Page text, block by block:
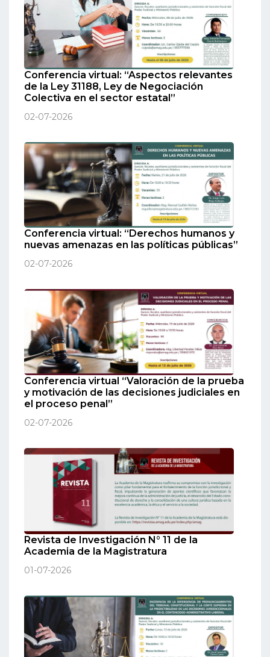
Conferencia virtual: “Aspectos relevantes
de la Ley 31188, Ley de Negociación
Colectiva en el sector estatal”
02-07-2026
Conferencia virtual: “Derechos humanos y
nuevas amenazas en las políticas públicas”
02-07-2026
Conferencia virtual “Valoración de la prueba
y motivación de las decisiones judiciales en
el proceso penal”
02-07-2026
Revista de Investigación N° 11 de la
Academia de la Magistratura
01-07-2026